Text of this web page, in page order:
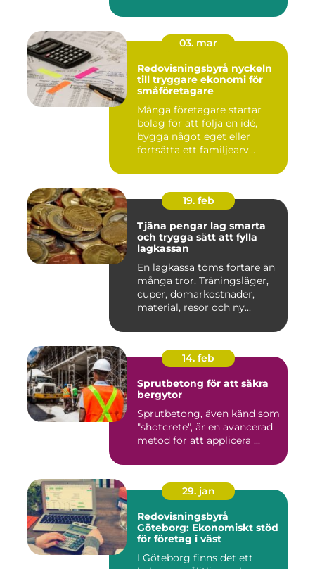
03. mar
Redovisningsbyrå nyckeln
till tryggare ekonomi för
småföretagare
Många företagare startar
bolag för att följa en idé,
bygga något eget eller
fortsätta ett familjearv...
19. feb
Tjäna pengar lag smarta
och trygga sätt att fylla
lagkassan
En lagkassa töms fortare än
många tror. Träningsläger,
cuper, domarkostnader,
material, resor och ny...
14. feb
Sprutbetong för att säkra
bergytor
Sprutbetong, även känd som
"shotcrete", är en avancerad
metod för att applicera ...
29. jan
Redovisningsbyrå
Göteborg: Ekonomiskt stöd
för företag i väst
I Göteborg finns det ett